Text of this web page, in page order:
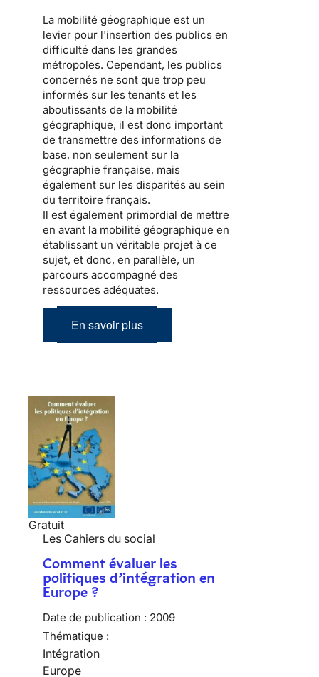
La mobilité géographique est un
levier pour l'insertion des publics en
difficulté dans les grandes
métropoles. Cependant, les publics
concernés ne sont que trop peu
informés sur les tenants et les
aboutissants de la mobilité
géographique, il est donc important
de transmettre des informations de
base, non seulement sur la
géographie française, mais
également sur les disparités au sein
du territoire français.
Il est également primordial de mettre
en avant la mobilité géographique en
établissant un véritable projet à ce
sujet, et donc, en parallèle, un
parcours accompagné des
ressources adéquates.
En savoir plus
Gratuit
Les Cahiers du social
Comment évaluer les
politiques d’intégration en
Europe ?
Date de publication : 2009
Thématique :
Intégration
Europe